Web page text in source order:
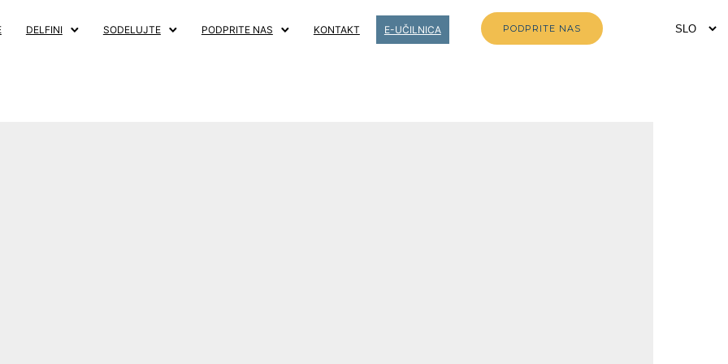
DELFINI SODELUJTE PODPRITE NAS KONTAKT E-UČILNICA PODPRITE NAS